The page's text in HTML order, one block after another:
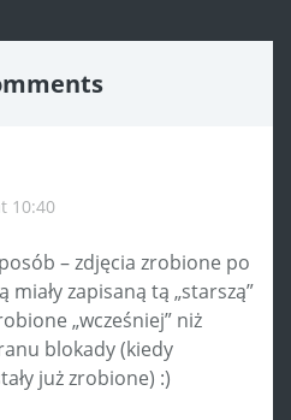
10:40
– zdjęcia zrobione po
zapisaną tą „starszą”
„wcześniej” niż
blokady (kiedy
już zrobione) :)